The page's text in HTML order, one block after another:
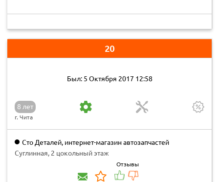
20
Был: 5 Октября 2017 12:58
8 лет
г. Чита
Cто Деталей, интернет-магазин автозапчастей
Суглинная, 2 цокольный этаж
Отзывы